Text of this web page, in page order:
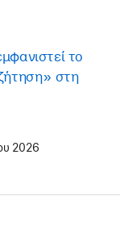
το
στη
2026